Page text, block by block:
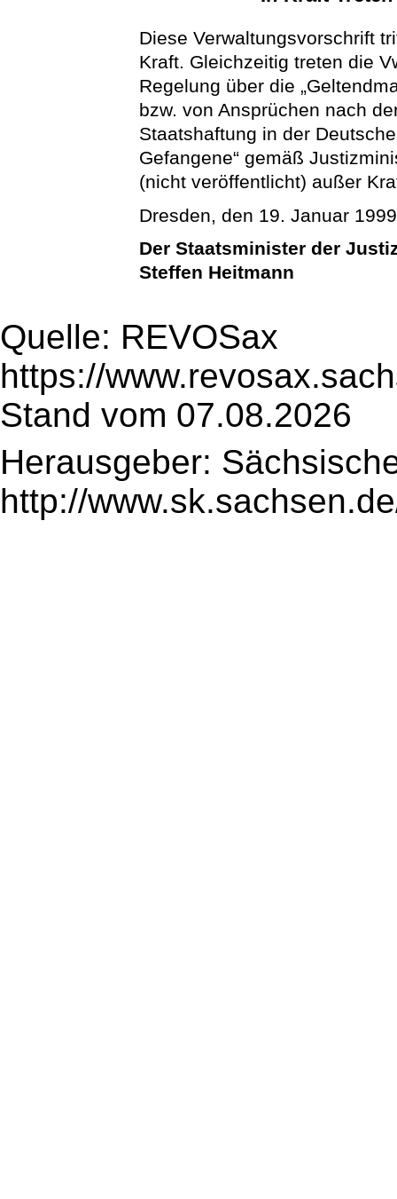
Diese Verwaltungsvorschrift
Kraft. Gleichzeitig treten die
Regelung über die
bzw. von Ansprüchen nach
Staatshaftung in der
Gefangene“ gemäß
(nicht veröffentlicht) außer
Dresden, den 19. Januar 1999
Der Staatsminister der
Steffen Heitmann
Quelle: REVOSax
https://
Stand vom 07.08.2026
Herausgeber:
http://